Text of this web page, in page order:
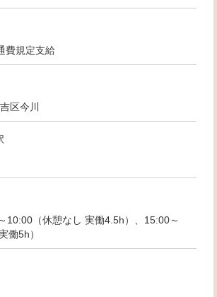
規定支給
区今川
10:00（休憩なし 実働4.5h）、15:00～
働5h）